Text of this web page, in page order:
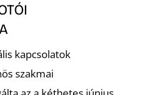
kapcsolatok
szakmai